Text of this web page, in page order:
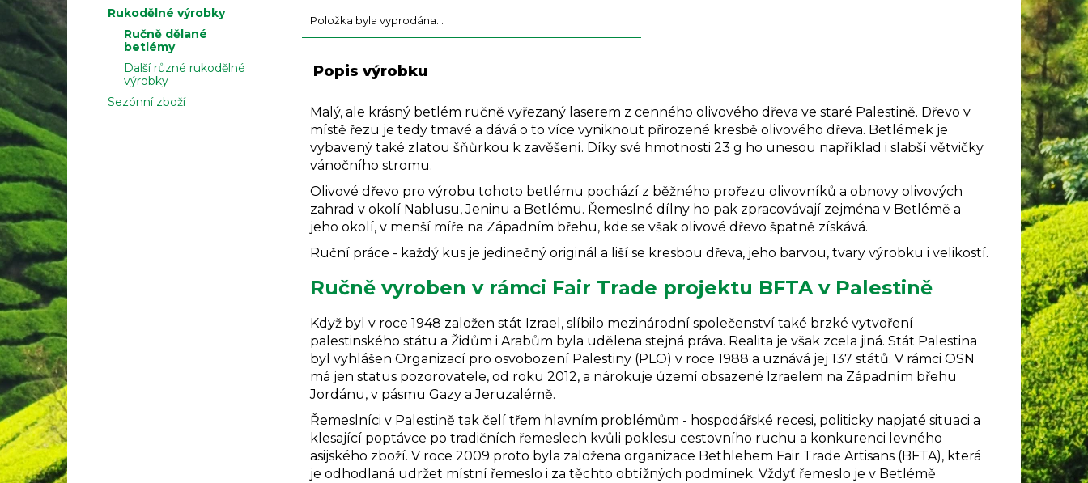
Rukodělné výrobky
Ručně dělané
betlémy
Další různé rukodělné
výrobky
Sezónní zboží
Položka byla vyprodána…
Popis výrobku
Malý, ale krásný betlém ručně vyřezaný laserem z cenného olivového dřeva ve staré Palestině. Dřevo v
místě řezu je tedy tmavé a dává o to více vyniknout přirozené kresbě olivového dřeva. Betlémek je
vybavený také zlatou šňůrkou k zavěšení. Díky své hmotnosti 23 g ho unesou například i slabší větvičky
vánočního stromu.
Olivové dřevo pro výrobu tohoto betlému pochází z běžného prořezu olivovníků a obnovy olivových
zahrad v okolí Nablusu, Jeninu a Betlému. Řemeslné dílny ho pak zpracovávají zejména v Betlémě a
jeho okolí, v menší míře na Západním břehu, kde se však olivové dřevo špatně získává.
Ruční práce - každý kus je jedinečný originál a liší se kresbou dřeva, jeho barvou, tvary výrobku i velikostí.
Ručně vyroben v rámci Fair Trade projektu BFTA v Palestině
Když byl v roce 1948 založen stát Izrael, slíbilo mezinárodní společenství také brzké vytvoření
palestinského státu a Židům i Arabům byla udělena stejná práva. Realita je však zcela jiná. Stát Palestina
byl vyhlášen Organizací pro osvobození Palestiny (PLO) v roce 1988 a uznává jej 137 států. V rámci OSN
má jen status pozorovatele, od roku 2012, a nárokuje území obsazené Izraelem na Západním břehu
Jordánu, v pásmu Gazy a Jeruzalémě.
Řemeslníci v Palestině tak čelí třem hlavním problémům - hospodářské recesi, politicky napjaté situaci a
klesající poptávce po tradičních řemeslech kvůli poklesu cestovního ruchu a konkurenci levného
asijského zboží. V roce 2009 proto byla založena organizace Bethlehem Fair Trade Artisans (BFTA), která
je odhodlaná udržet místní řemeslo i za těchto obtížných podmínek. Vždyť řemeslo je v Betlémě